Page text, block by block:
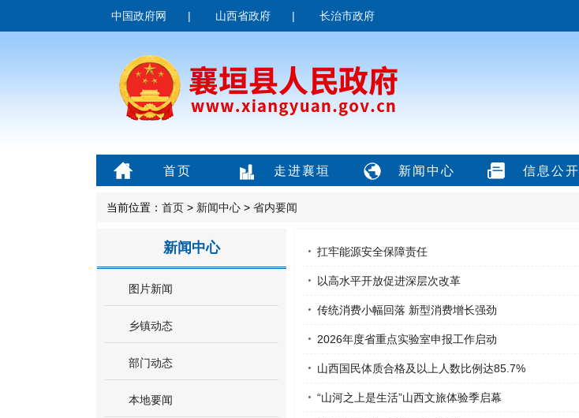
中国政府网 | 山西省政府 | 长治市政府
首页 走进襄垣 新闻中心 信息公开
当前位置： 首页 > 新闻中心 > 省内要闻
新闻中心
图片新闻
乡镇动态
部门动态
本地要闻
扛牢能源安全保障责任
以高水平开放促进深层次改革
传统消费小幅回落 新型消费增长强劲
2026年度省重点实验室申报工作启动
山西国民体质合格及以上人数比例达85.7%
“山河之上是生活”山西文旅体验季启幕